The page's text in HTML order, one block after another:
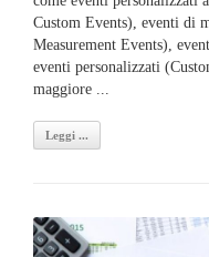
Custom Events), eventi di
Measurement Events),
eventi personalizzati
maggiore ...
Leggi ...